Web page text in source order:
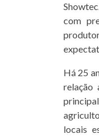
com
Há 25
relação
locais